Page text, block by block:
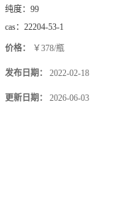
纯度： 99
cas： 22204-53-1
价格： ￥378/瓶
发布日期： 2022-02-18
更新日期： 2026-06-03